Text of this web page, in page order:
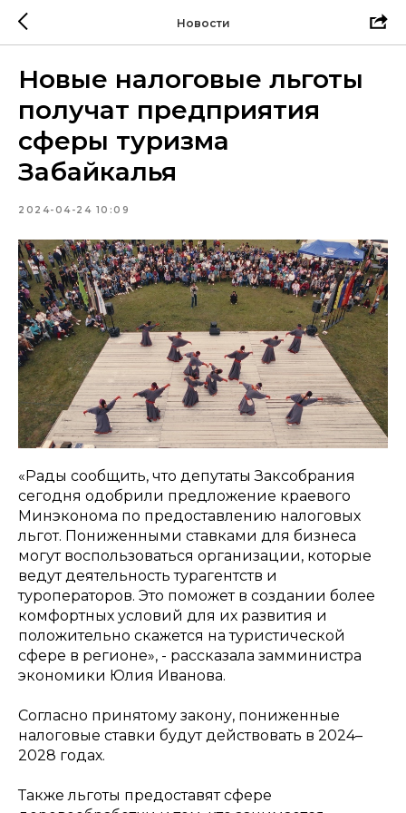
Новости
Новые налоговые льготы
получат предприятия
сферы туризма
Забайкалья
2024-04-24 10:09
«Рады сообщить, что депутаты Заксобрания
сегодня одобрили предложение краевого
Минэконома по предоставлению налоговых
льгот. Пониженными ставками для бизнеса
могут воспользоваться организации, которые
ведут деятельность турагентств и
туроператоров. Это поможет в создании более
комфортных условий для их развития и
положительно скажется на туристической
сфере в регионе», - рассказала замминистра
экономики Юлия Иванова.
Согласно принятому закону, пониженные
налоговые ставки будут действовать в 2024–
2028 годах.
Также льготы предоставят сфере